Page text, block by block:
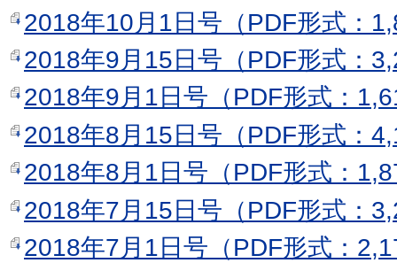
2018年10月1日号（PDF形式：
2018年9月15日号（PDF形式：
2018年9月1日号（PDF形式：
2018年8月15日号（PDF形式：
2018年8月1日号（PDF形式：
2018年7月15日号（PDF形式：
2018年7月1日号（PDF形式：